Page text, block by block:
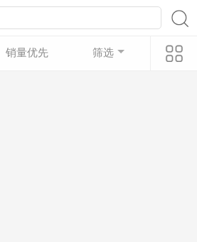
销量优先 筛选